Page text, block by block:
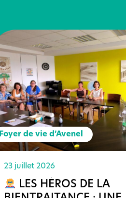
Foyer de vie d’Avenel
23 juillet 2026
LES HÉROS DE LA